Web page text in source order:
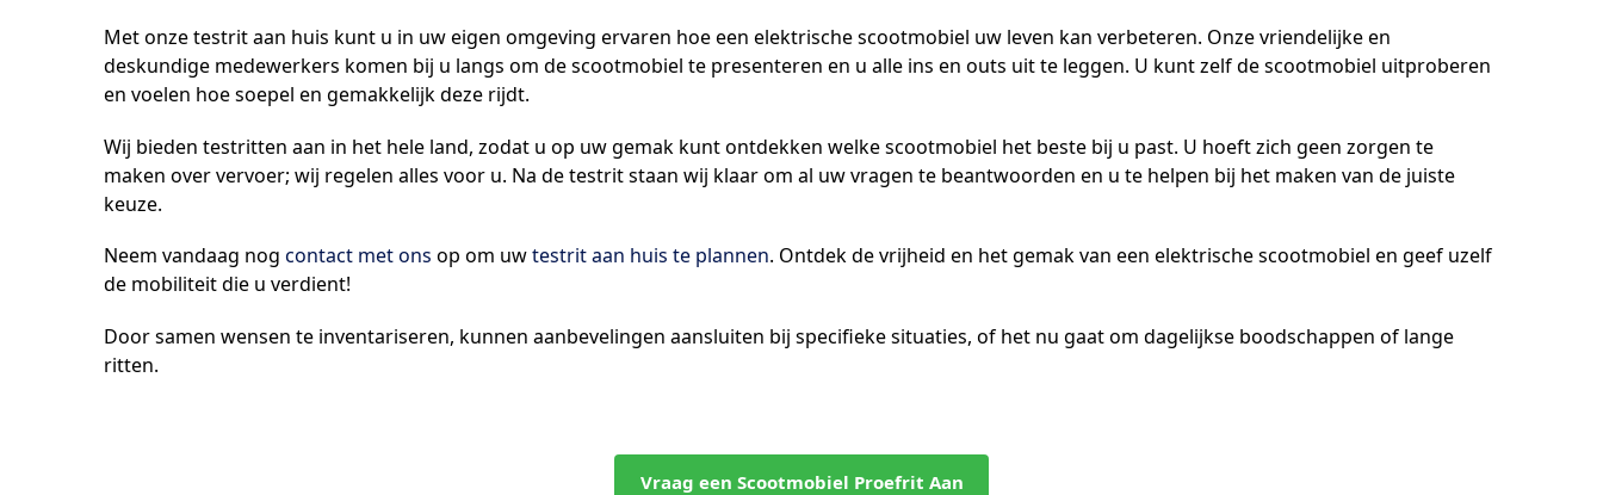
Met onze testrit aan huis kunt u in uw eigen omgeving ervaren hoe een elektrische scootmobiel uw leven kan verbeteren. Onze vriendelijke en
deskundige medewerkers komen bij u langs om de scootmobiel te presenteren en u alle ins en outs uit te leggen. U kunt zelf de scootmobiel uitproberen
en voelen hoe soepel en gemakkelijk deze rijdt.
Wij bieden testritten aan in het hele land, zodat u op uw gemak kunt ontdekken welke scootmobiel het beste bij u past. U hoeft zich geen zorgen te
maken over vervoer; wij regelen alles voor u. Na de testrit staan wij klaar om al uw vragen te beantwoorden en u te helpen bij het maken van de juiste
keuze.
Neem vandaag nog contact met ons op om uwtestrit aan huis te plannen. Ontdek de vrijheid en het gemak van een elektrische scootmobiel en geef uzelf
de mobiliteit die u verdient!
Door samen wensen te inventariseren, kunnen aanbevelingen aansluiten bij specifieke situaties, of het nu gaat om dagelijkse boodschappen of lange
ritten.
Vraag een Scootmobiel Proefrit Aan